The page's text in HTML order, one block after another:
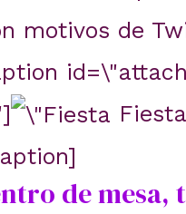
motivos de
de